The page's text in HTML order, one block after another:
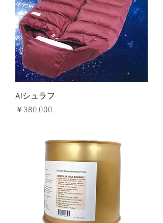
AIシュラフ
価格
￥380,000